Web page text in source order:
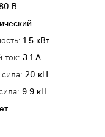
В
1.5 кВт
ток: 3.1 А
20 кН
9.9 кН